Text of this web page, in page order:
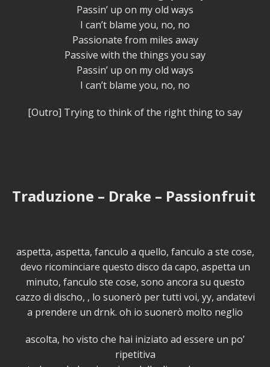
Passin’ up on my old ways
I can’t blame you, no, no
Passionate from miles away
Passive with the things you say
Passin’ up on my old ways
I can’t blame you, no, no
[Outro] Trying to think of the right thing to say
Traduzione – Drake – Passionfruit
aspetta, aspetta, fanculo a quello, fanculo a ste cose,
devo ricominciare questo disco da capo, aspetta un
minuto, fanculo ste cose, sono ancora su questo
cazzo di discho, , lo suonerò per tutti voi, yy, andatevi
a prendere un drnk. oh io suonerò molto neglio
ascolta, ho visto che hai iniziato ad essere un po’
ripetitiva